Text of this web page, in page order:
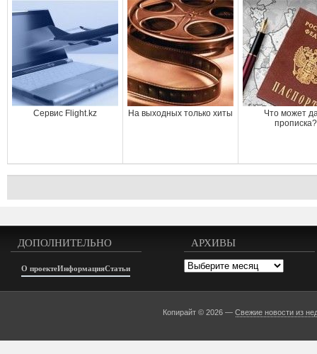
Сервис Flight.kz На выходных только хиты
Что может
прописка?
ДОПОЛНИТЕЛЬНО
О проектеИнформацияСтатьи
АРХИВЫ
Архивы
Копирайт © 2026 —Свежие новости из